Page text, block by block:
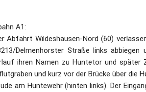
A1:
Abfahrt Wildeshausen-Nord (60)
Delmenhorster Straße links
ihren Namen zu Huntetor und später
und kurz vor der Brücke über die
am Huntewehr (hinten links). Der